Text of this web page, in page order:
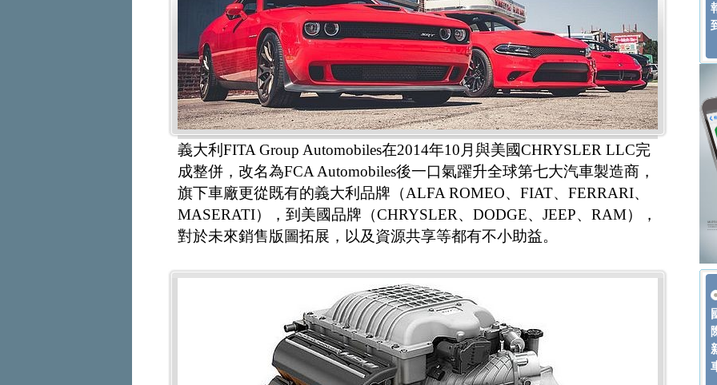
義大利FITA Group Automobiles在2014年10月與美國CHRYSLER LLC完
成整併，改名為FCA Automobiles後一口氣躍升全球第七大汽車製造商，
旗下車廠更從既有的義大利品牌（ALFA ROMEO、FIAT、FERRARI、
MASERATI），到美國品牌（CHRYSLER、DODGE、JEEP、RAM），
對於未來銷售版圖拓展，以及資源共享等都有不小助益。